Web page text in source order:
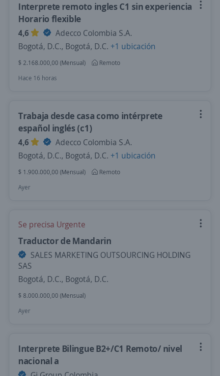
Interprete remoto ingles C1 sin experiencia
Horario flexible
4,6
Adecco Colombia S.A.
Bogotá, D.C., Bogotá, D.C. +1 ubicación
$ 2.168.000,00 (Mensual)
Remoto
Hace 16 horas
Trabaja desde casa como intérprete
español inglés (c1)
4,6
Adecco Colombia S.A.
Bogotá, D.C., Bogotá, D.C. +1 ubicación
$ 1.900.000,00 (Mensual)
Remoto
Ayer
Se precisa Urgente
Traductor de Mandarin
SALES MARKETING OUTSOURCING HOLDING
SAS
Bogotá, D.C., Bogotá, D.C.
$ 8.000.000,00 (Mensual)
Ayer
Interprete Bilingue B2+/C1 Remoto/ nivel
nacional a